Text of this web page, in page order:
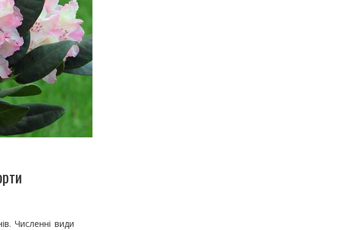
Численні види